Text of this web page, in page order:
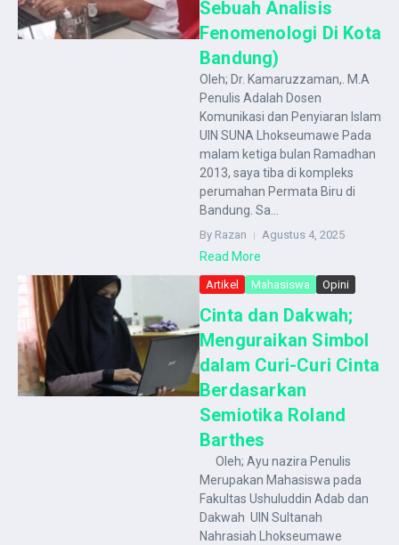
Sebuah Analisis
Fenomenologi Di Kota
Bandung)
Oleh; Dr. Kamaruzzaman,. M.A
Penulis Adalah Dosen
Komunikasi dan Penyiaran Islam
UIN SUNA Lhokseumawe Pada
malam ketiga bulan Ramadhan
2013, saya tiba di kompleks
perumahan Permata Biru di
Bandung. Sa...
By Razan Agustus 4, 2025
Read More
Artikel Mahasiswa Opini
Cinta dan Dakwah;
Menguraikan Simbol
dalam Curi-Curi Cinta
Berdasarkan
Semiotika Roland
Barthes
Oleh; Ayu nazira Penulis
Merupakan Mahasiswa pada
Fakultas Ushuluddin Adab dan
Dakwah UIN Sultanah
Nahrasiah Lhokseumawe